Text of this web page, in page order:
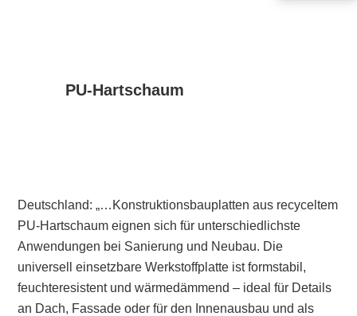
PU-Hartschaum
Deutschland: „…Konstruktionsbauplatten aus recyceltem
PU-Hartschaum eignen sich für unterschiedlichste
Anwendungen bei Sanierung und Neubau. Die
universell einsetzbare Werkstoffplatte ist formstabil,
feuchteresistent und wärmedämmend – ideal für Details
an Dach, Fassade oder für den Innenausbau und als